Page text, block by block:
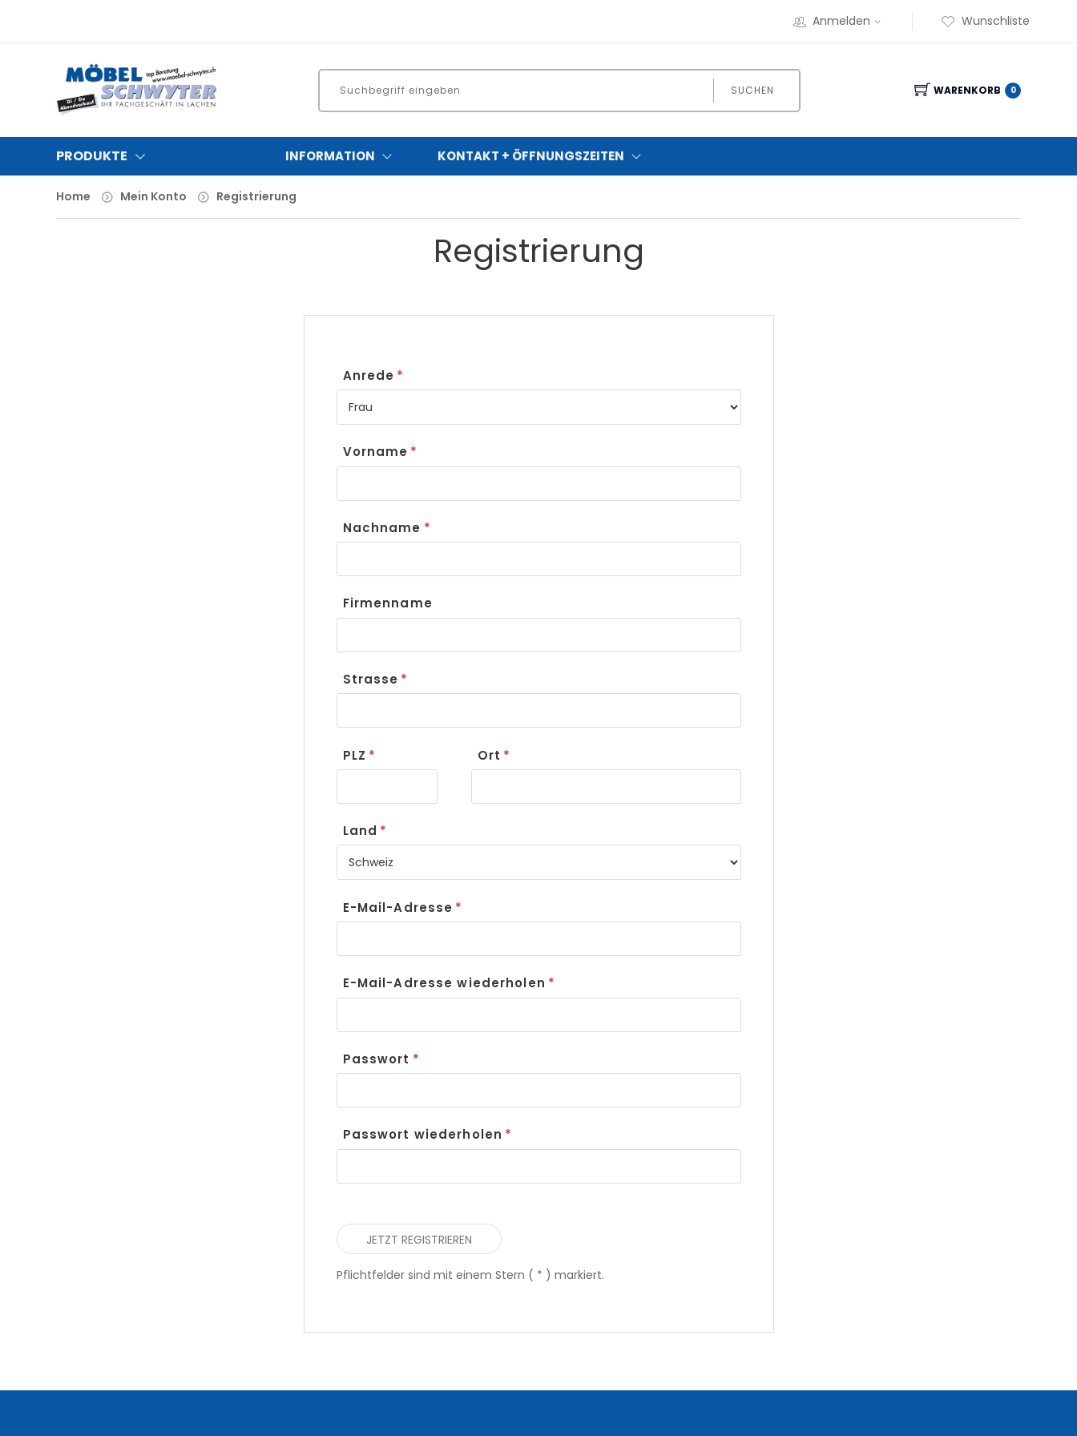
Anmelden Wunschliste
SUCHEN WARENKORB 0
PRODUKTE INFORMATION KONTAKT + ÖFFNUNGSZEITEN
Home Mein Konto Registrierung
Registrierung
Anrede
Vorname
Nachname
Firmenname
Strasse
PLZ Ort
Land
E-Mail-Adresse
E-Mail-Adresse wiederholen
Passwort
Passwort wiederholen
Pflichtfelder sind mit einem Stern ( * ) markiert.